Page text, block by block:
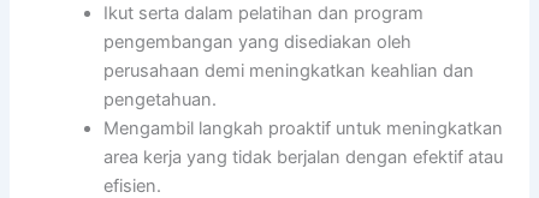
Ikut serta dalam pelatihan dan program
pengembangan yang disediakan oleh
perusahaan demi meningkatkan keahlian dan
pengetahuan.
Mengambil langkah proaktif untuk meningkatkan
area kerja yang tidak berjalan dengan efektif atau
efisien.